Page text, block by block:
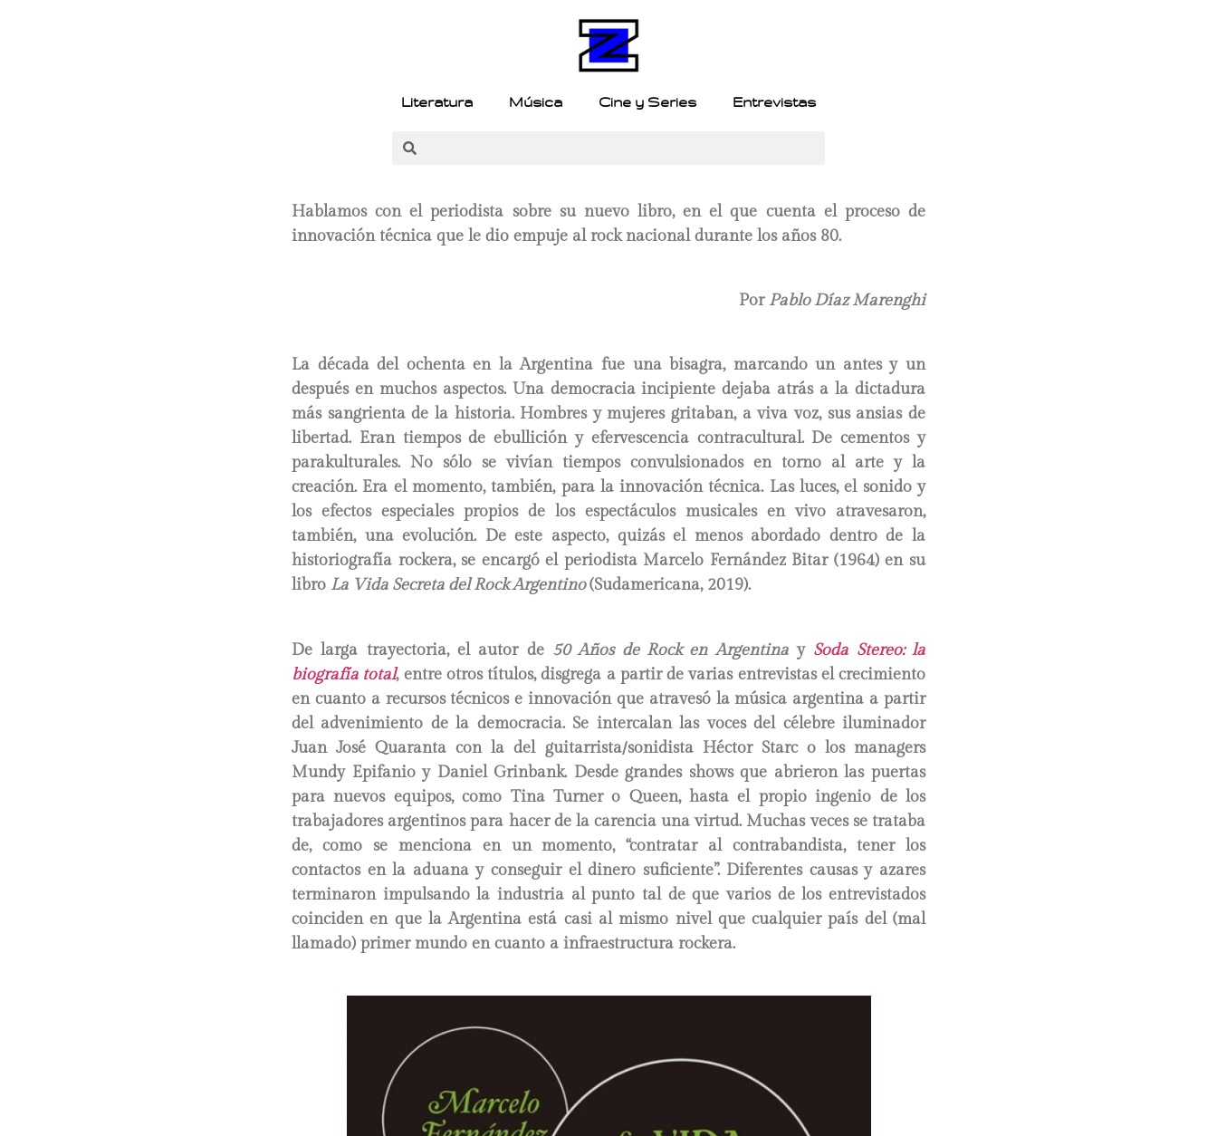
Literatura Música Cine y Series Entrevistas
Hablamos con el periodista sobre su nuevo libro, en el que cuenta el proceso de
innovación técnica que le dio empuje al rock nacional durante los años 80.
Por Pablo Díaz Marenghi
La década del ochenta en la Argentina fue una bisagra, marcando un antes y un
después en muchos aspectos. Una democracia incipiente dejaba atrás a la dictadura
más sangrienta de la historia. Hombres y mujeres gritaban, a viva voz, sus ansias de
libertad. Eran tiempos de ebullición y efervescencia contracultural. De cementos y
parakulturales. No sólo se vivían tiempos convulsionados en torno al arte y la
creación. Era el momento, también, para la innovación técnica. Las luces, el sonido y
los efectos especiales propios de los espectáculos musicales en vivo atravesaron,
también, una evolución. De este aspecto, quizás el menos abordado dentro de la
historiografía rockera, se encargó el periodista Marcelo Fernández Bitar (1964) en su
libro La Vida Secreta del Rock Argentino(Sudamericana, 2019).
De larga trayectoria, el autor de 50 Años de Rock en Argentinay Soda Stereo: la
biografía total, entre otros títulos, disgrega a partir de varias entrevistas el crecimiento
en cuanto a recursos técnicos e innovación que atravesó la música argentina a partir
del advenimiento de la democracia. Se intercalan las voces del célebre iluminador
Juan José Quaranta con la del guitarrista/sonidista Héctor Starc o los managers
Mundy Epifanio y Daniel Grinbank. Desde grandes shows que abrieron las puertas
para nuevos equipos, como Tina Turner o Queen, hasta el propio ingenio de los
trabajadores argentinos para hacer de la carencia una virtud. Muchas veces se trataba
de, como se menciona en un momento, “contratar al contrabandista, tener los
contactos en la aduana y conseguir el dinero suficiente”. Diferentes causas y azares
terminaron impulsando la industria al punto tal de que varios de los entrevistados
coinciden en que la Argentina está casi al mismo nivel que cualquier país del (mal
llamado) primer mundo en cuanto a infraestructura rockera.